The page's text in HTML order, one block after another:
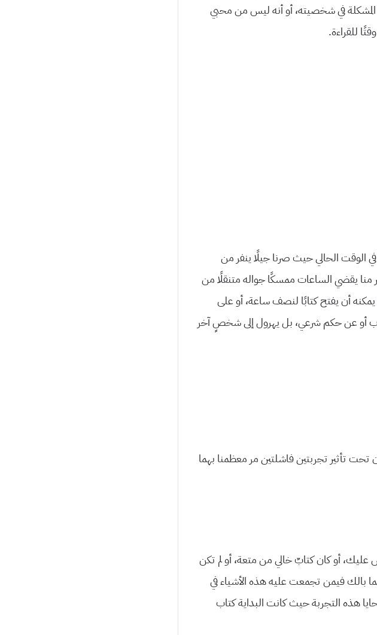
في شخصيته، أو أنه ليس من محبي
للقراءة.
الوقت الحالي حيث صرنا جيلًا ينفر من
منا يقضي الساعات ممسكًا جواله متنقلًا من
أن يفتح كتابًا لنصف ساعة، أو على
أو عن حكم شرعي، بل يهرول إلى شخصٍ آخر
تأثير تجربتين فاشلتين مر معظمنا بهما
عليك، أو كان كتابٌ خالي من متعة، أو لم تكن
بالك فيمن تجمعت عليه هذه الأشياء في
ضحايا هذه التجربة حيث كانت البداية كتاب